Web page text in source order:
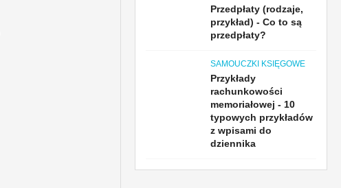
Przedpłaty (rodzaje,
przykład) - Co to są
przedpłaty?
SAMOUCZKI KSIĘGOWE
Przykłady
rachunkowości
memoriałowej - 10
typowych przykładów
z wpisami do
dziennika